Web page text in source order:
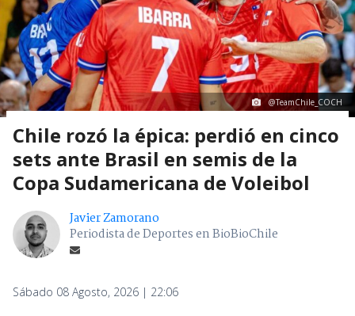
@TeamChile_COCH
Chile rozó la épica: perdió en cinco
sets ante Brasil en semis de la
Copa Sudamericana de Voleibol
Javier Zamorano
Periodista de Deportes en BioBioChile
Sábado 08 Agosto, 2026 | 22:06